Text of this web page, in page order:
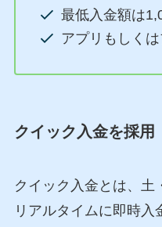
最低入金額は
アプリもしく
クイック入金を採用
クイック入金とは、土
リアルタイムに即時